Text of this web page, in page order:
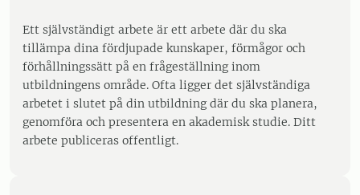
Ett självständigt arbete är ett arbete där du ska
tillämpa dina fördjupade kunskaper, förmågor och
förhållningssätt på en frågeställning inom
utbildningens område. Ofta ligger det självständiga
arbetet i slutet på din utbildning där du ska planera,
genomföra och presentera en akademisk studie. Ditt
arbete publiceras offentligt.